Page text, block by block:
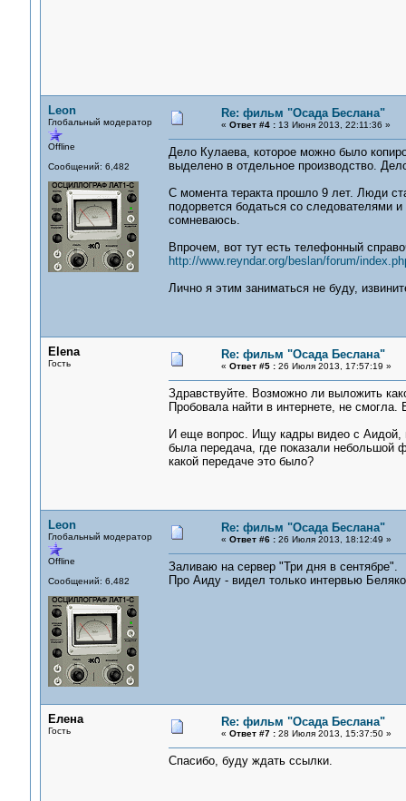
Leon
Глобальный модератор
Offline
Сообщений: 6,482
Re: фильм "Осада Беслана"
« Ответ #4 :13 Июня 2013, 22:11:36 »
Дело Кулаева, которое можно было
выделено в отдельное производство.
С момента теракта прошло 9 лет. Люди
подорвется бодаться со следователями
сомневаюсь.
Впрочем, вот тут есть телефонный
http://www.reyndar.org/beslan/forum/
Лично я этим заниматься не буду,
Elena
Гость
Re: фильм "Осада Беслана"
« Ответ #5 :26 Июля 2013, 17:57:19 »
Здравствуйте. Возможно ли выложить
Пробовала найти в интернете, не
И еще вопрос. Ищу кадры видео с Аидой,
была передача, где показали небольшой
какой передаче это было?
Leon
Глобальный модератор
Offline
Сообщений: 6,482
Re: фильм "Осада Беслана"
« Ответ #6 :26 Июля 2013, 18:12:49 »
Заливаю на сервер "Три дня в сентябре".
Про Аиду - видел только интервью
Елена
Гость
Re: фильм "Осада Беслана"
« Ответ #7 :28 Июля 2013, 15:37:50 »
Спасибо, буду ждать ссылки.